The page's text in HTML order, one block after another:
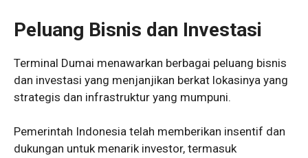
Peluang Bisnis dan Investasi
Terminal Dumai menawarkan berbagai peluang bisnis
dan investasi yang menjanjikan berkat lokasinya yang
strategis dan infrastruktur yang mumpuni.
Pemerintah Indonesia telah memberikan insentif dan
dukungan untuk menarik investor, termasuk